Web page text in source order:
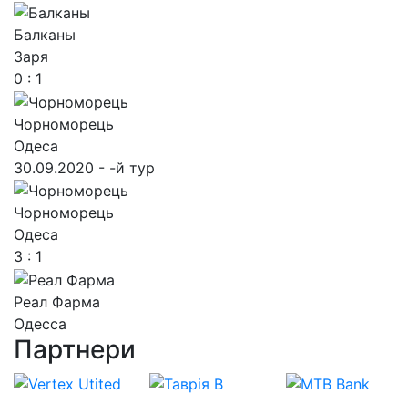
Балканы
Заря
0 : 1
Чорноморець
Одеса
30.09.2020 - -й тур
Чорноморець
Одеса
3 : 1
Реал Фарма
Одесса
Партнери